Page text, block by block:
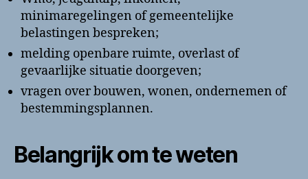
minimaregelingen of gemeentelijke
belastingen bespreken;
melding openbare ruimte, overlast of
gevaarlijke situatie doorgeven;
vragen over bouwen, wonen, ondernemen of
bestemmingsplannen.
Belangrijk om te weten